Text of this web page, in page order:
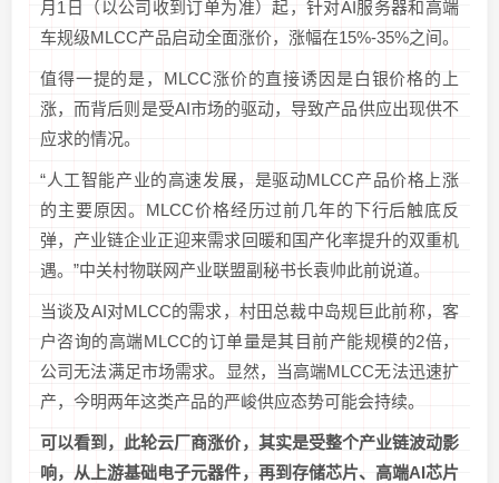
月1日（以公司收到订单为准）起，针对AI服务器和高端
车规级MLCC产品启动全面涨价，涨幅在15%-35%之间。
值得一提的是，MLCC涨价的直接诱因是白银价格的上
涨，而背后则是受AI市场的驱动，导致产品供应出现供不
应求的情况。
“人工智能产业的高速发展，是驱动MLCC产品价格上涨
的主要原因。MLCC价格经历过前几年的下行后触底反
弹，产业链企业正迎来需求回暖和国产化率提升的双重机
遇。”中关村物联网产业联盟副秘书长袁帅此前说道。
当谈及AI对MLCC的需求，村田总裁中岛规巨此前称，客
户咨询的高端MLCC的订单量是其目前产能规模的2倍，
公司无法满足市场需求。显然，当高端MLCC无法迅速扩
产，今明两年这类产品的严峻供应态势可能会持续。
可以看到，此轮云厂商涨价，其实是受整个产业链波动影
响，从上游基础电子元器件，再到存储芯片、高端AI芯片